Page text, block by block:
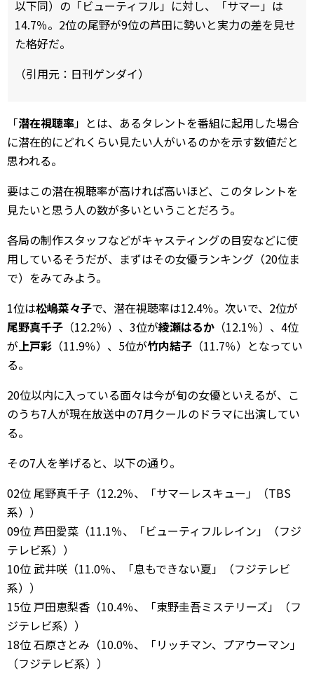
以下同）の「ビューティフル」に対し、「サマー」は
14.7％。2位の尾野が9位の芦田に勢いと実力の差を見せ
た格好だ。
（引用元：日刊ゲンダイ）
「潜在視聴率」とは、あるタレントを番組に起用した場合
に潜在的にどれくらい見たい人がいるのかを示す数値だと
思われる。
要はこの潜在視聴率が高ければ高いほど、このタレントを
見たいと思う人の数が多いということだろう。
各局の制作スタッフなどがキャスティングの目安などに使
用しているそうだが、まずはその女優ランキング（20位ま
で）をみてみよう。
1位は松嶋菜々子で、潜在視聴率は12.4％。次いで、2位が
尾野真千子 （12.2％）、3位が綾瀬はるか （12.1％）、4位
が上戸彩 （11.9％）、5位が竹内結子 （11.7％）となってい
る。
20位以内に入っている面々は今が旬の女優といえるが、こ
のうち7人が現在放送中の7月クールのドラマに出演してい
る。
その7人を挙げると、以下の通り。
02位 尾野真千子（12.2％、「サマーレスキュー」（TBS
系））
09位 芦田愛菜（11.1％、「ビューティフルレイン」（フジ
テレビ系））
10位 武井咲（11.0％、「息もできない夏」（フジテレビ
系））
15位 戸田恵梨香（10.4％、「東野圭吾ミステリーズ」（フ
ジテレビ系））
18位 石原さとみ（10.0％、「リッチマン、プアウーマン」
（フジテレビ系））